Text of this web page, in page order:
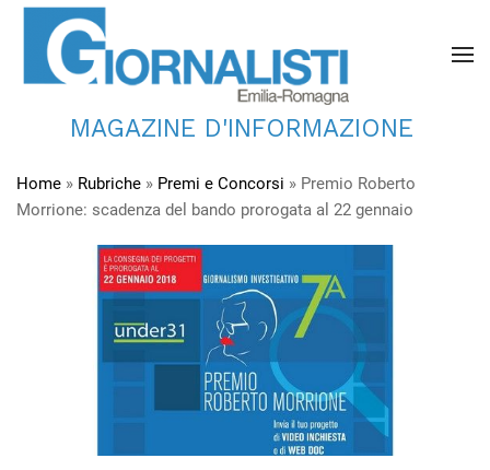
MAGAZINE D'INFORMAZIONE
Home » Rubriche » Premi e Concorsi » Premio Roberto
Morrione: scadenza del bando prorogata al 22 gennaio